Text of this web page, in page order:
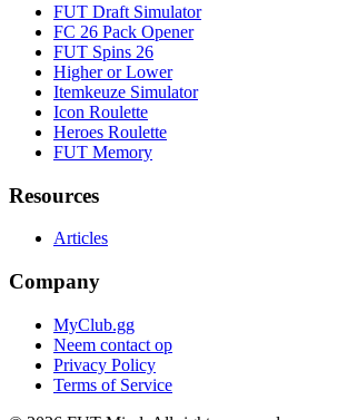
FUT Draft Simulator
FC 26 Pack Opener
FUT Spins 26
Higher or Lower
Itemkeuze Simulator
Icon Roulette
Heroes Roulette
FUT Memory
Resources
Articles
Company
MyClub.gg
Neem contact op
Privacy Policy
Terms of Service